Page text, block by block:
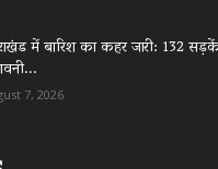
में बारिश का कहर जारी: 132
7, 2026